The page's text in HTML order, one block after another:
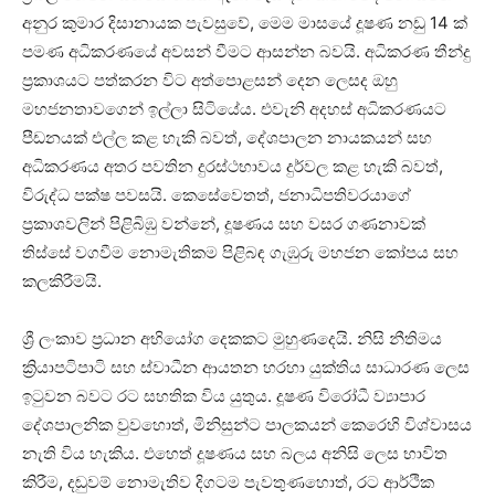
අනුර කුමාර දිසානායක පැවසුවේ, මෙම මාසයේ දූෂණ නඩු 14 ක්
පමණ අධිකරණයේ අවසන් වීමට ආසන්න බවයි. අධිකරණ තීන්දු
ප්‍රකාශයට පත්කරන විට අත්පොළසන් දෙන ලෙසද ඔහු
මහජනතාවගෙන් ඉල්ලා සිටියේය. එවැනි අදහස් අධිකරණයට
පීඩනයක් එල්ල කළ හැකි බවත්, දේශපාලන නායකයන් සහ
අධිකරණය අතර පවතින දුරස්ථභාවය දුර්වල කළ හැකි බවත්,
විරුද්ධ පක්ෂ පවසයි. කෙසේවෙතත්, ජනාධිපතිවරයාගේ
ප්‍රකාශවලින් පිළිබිඹු වන්නේ, දූෂණය සහ වසර ගණනාවක්
තිස්සේ වගවීම නොමැතිකම පිළිබඳ ගැඹුරු මහජන කෝපය සහ
කලකිරීමයි.
ශ්‍රී ලංකාව ප්‍රධාන අභියෝග දෙකකට මුහුණදෙයි. නිසි නීතිමය
ක්‍රියාපටිපාටි සහ ස්වාධීන ආයතන හරහා යුක්තිය සාධාරණ ලෙස
ඉටුවන බවට රට සහතික විය යුතුය. දූෂණ විරෝධී ව්‍යාපාර
දේශපාලනික වුවහොත්, මිනිසුන්ට පාලකයන් කෙරෙහි විශ්වාසය
නැති විය හැකිය. එහෙත් දූෂණය සහ බලය අනිසි ලෙස භාවිත
කිරීම, දඬුවම් නොමැතිව දිගටම පැවතුණහොත්, රට ආර්ථික